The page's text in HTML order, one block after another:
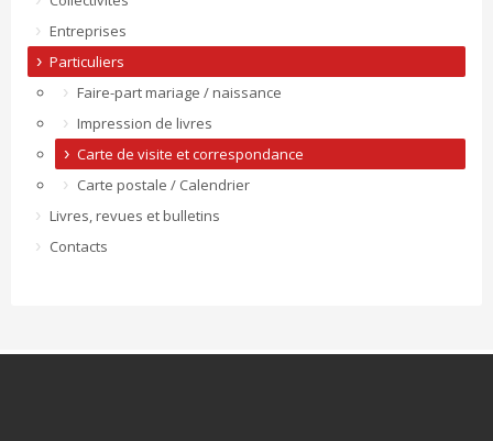
Entreprises
Particuliers
Faire-part mariage / naissance
Impression de livres
Carte de visite et correspondance
Carte postale / Calendrier
Livres, revues et bulletins
Contacts